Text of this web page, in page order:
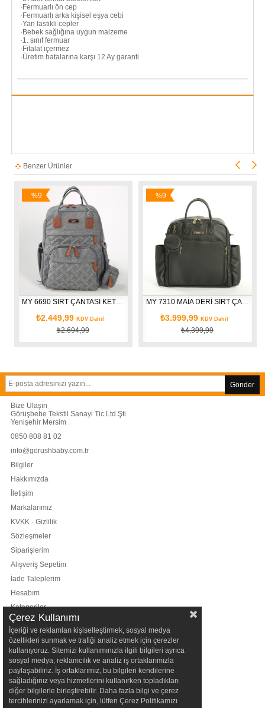
·Fermuarlı ön cep
·Fermuarlı arka kişisel eşya cebi
·Yan lastikli cepler
·Bebek sağlığına uygun malzeme
·1. sınıf fermuar
·Fitalat içermez
·Üretim hatalarına karşı 12 Ay garanti
Benzer Ürünler
₺2.449,99 KDV Dahil
₺2.694,99
%9
İndirim
₺3.999,99 KDV Dahil
₺4.399,99
%9
Gönder
Bize Ulaşın
Görüşbebe Tekstil Sanayi Tic.Ltd.Şti
Yenişehir Mersim
0850 808 81 02
info@gorushbaby.com.tr
Bilgiler
Hakkımızda
İletişim
Markalarımız
KVKK - Gizlilik
Sözleşmeler
Siparişlerim
Alışveriş Sepetim
İade Taleplerim
Hesabım
Kategoriler
Kullanım Koşulları
Garanti & İade Sorgulama
Şubelerimiz
Bizi Takip Edin
Çerez Kullanımı
İçeriği ve reklamları kişiselleştirmek, sosyal medya
özellikleri sunmak ve trafiği analiz etmek için çerezler
kullanıyoruz. Sitemizi kullanımınızla ilgili bilgileri ayrıca
sosyal medya, reklamcılık ve analiz iş ortaklarımızla
paylaşabiliriz. İş ortaklarımız, bu bilgileri kendilerine
sağladığınız veya hizmetlerini kullanırken topladıkları
diğer bilgilerle birleştirebilir. Daha fazla bilgi ve çerez
tercihlerinizi ayarlamak için, lütfen Çerez Politikamızı